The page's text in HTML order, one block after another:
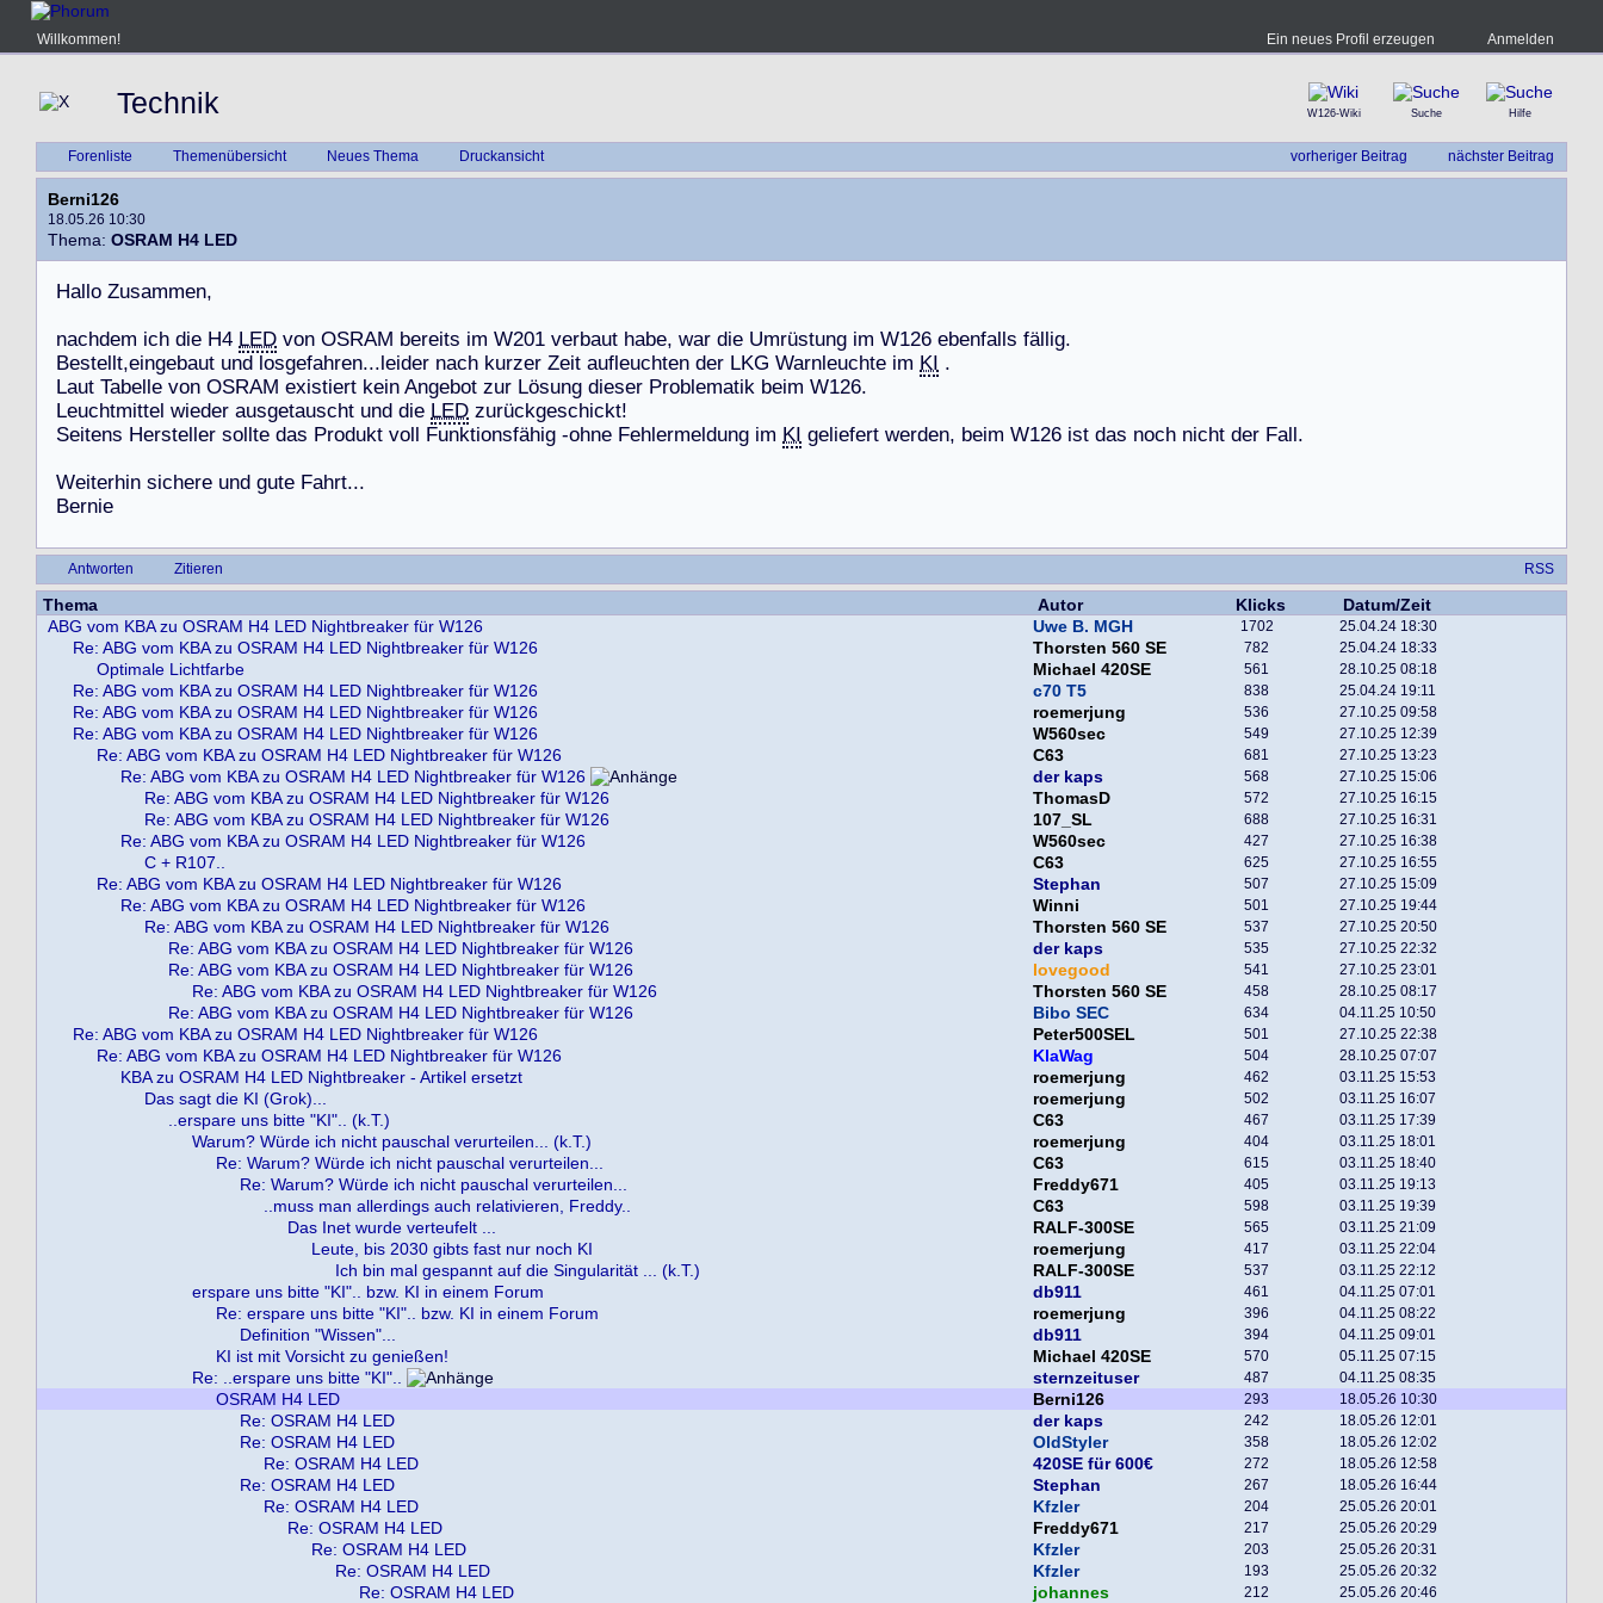
Willkommen! Ein neues Profil erzeugen Anmelden
Technik W126-Wiki Suche Hilfe
vorheriger Beitrag nächster Beitrag
Forenliste Themenübersicht Neues Thema Druckansicht
Berni126
18.05.26 10:30
Thema: OSRAM H4 LED
Hallo Zusammen,
nachdem ich die H4 LED von OSRAM bereits im W201 verbaut habe, war die Umrüstung im W126 ebenfalls fällig.
Bestellt,eingebaut und losgefahren...leider nach kurzer Zeit aufleuchten der LKG Warnleuchte im KI .
Laut Tabelle von OSRAM existiert kein Angebot zur Lösung dieser Problematik beim W126.
Leuchtmittel wieder ausgetauscht und die LED zurückgeschickt!
Seitens Hersteller sollte das Produkt voll Funktionsfähig -ohne Fehlermeldung im KI geliefert werden, beim W126 ist das noch nicht der Fall.
Weiterhin sichere und gute Fahrt...
Bernie
Antworten Zitieren RSS
Thema Autor Klicks
Datum/Zeit
ABG vom KBA zu OSRAM H4 LED Nightbreaker für W126
Uwe B. MGH 1702 25.04.24 18:30
Re: ABG vom KBA zu OSRAM H4 LED Nightbreaker für W126 Thorsten 560 SE 782 25.04.24 18:33
Optimale Lichtfarbe Michael 420SE 561 28.10.25 08:18
Re: ABG vom KBA zu OSRAM H4 LED Nightbreaker für W126 c70 T5 838 25.04.24 19:11
Re: ABG vom KBA zu OSRAM H4 LED Nightbreaker für W126 roemerjung 536 27.10.25 09:58
Re: ABG vom KBA zu OSRAM H4 LED Nightbreaker für W126 W560sec 549 27.10.25 12:39
Re: ABG vom KBA zu OSRAM H4 LED Nightbreaker für W126 C63 681 27.10.25 13:23
Re: ABG vom KBA zu OSRAM H4 LED Nightbreaker für W126 der kaps 568 27.10.25 15:06
Re: ABG vom KBA zu OSRAM H4 LED Nightbreaker für W126 ThomasD 572 27.10.25 16:15
Re: ABG vom KBA zu OSRAM H4 LED Nightbreaker für W126 107_SL 688 27.10.25 16:31
Re: ABG vom KBA zu OSRAM H4 LED Nightbreaker für W126 W560sec 427 27.10.25 16:38
C + R107.. C63 625 27.10.25 16:55
Re: ABG vom KBA zu OSRAM H4 LED Nightbreaker für W126 Stephan 507 27.10.25 15:09
Re: ABG vom KBA zu OSRAM H4 LED Nightbreaker für W126 Winni 501 27.10.25 19:44
Re: ABG vom KBA zu OSRAM H4 LED Nightbreaker für W126 Thorsten 560 SE 537 27.10.25 20:50
Re: ABG vom KBA zu OSRAM H4 LED Nightbreaker für W126 der kaps 535 27.10.25 22:32
Re: ABG vom KBA zu OSRAM H4 LED Nightbreaker für W126 lovegood 541 27.10.25 23:01
Re: ABG vom KBA zu OSRAM H4 LED Nightbreaker für W126 Thorsten 560 SE 458 28.10.25 08:17
Re: ABG vom KBA zu OSRAM H4 LED Nightbreaker für W126 Bibo SEC 634 04.11.25 10:50
Re: ABG vom KBA zu OSRAM H4 LED Nightbreaker für W126 Peter500SEL 501 27.10.25 22:38
Re: ABG vom KBA zu OSRAM H4 LED Nightbreaker für W126 KlaWag 504 28.10.25 07:07
KBA zu OSRAM H4 LED Nightbreaker - Artikel ersetzt roemerjung 462 03.11.25 15:53
Das sagt die KI (Grok)... roemerjung 502 03.11.25 16:07
..erspare uns bitte "KI".. (k.T.) C63 467 03.11.25 17:39
Warum? Würde ich nicht pauschal verurteilen... (k.T.) roemerjung 404 03.11.25 18:01
Re: Warum? Würde ich nicht pauschal verurteilen... C63 615 03.11.25 18:40
Re: Warum? Würde ich nicht pauschal verurteilen... Freddy671 405 03.11.25 19:13
..muss man allerdings auch relativieren, Freddy.. C63 598 03.11.25 19:39
Das Inet wurde verteufelt ... RALF-300SE 565 03.11.25 21:09
Leute, bis 2030 gibts fast nur noch KI roemerjung 417 03.11.25 22:04
Ich bin mal gespannt auf die Singularität ... (k.T.) RALF-300SE 537 03.11.25 22:12
erspare uns bitte "KI".. bzw. KI in einem Forum db911 461 04.11.25 07:01
Re: erspare uns bitte "KI".. bzw. KI in einem Forum roemerjung 396 04.11.25 08:22
Definition "Wissen"... db911 394 04.11.25 09:01
KI ist mit Vorsicht zu genießen! Michael 420SE 570 05.11.25 07:15
Re: ..erspare uns bitte "KI".. sternzeituser 487 04.11.25 08:35
OSRAM H4 LED Berni126 293 18.05.26 10:30
Re: OSRAM H4 LED der kaps 242 18.05.26 12:01
Re: OSRAM H4 LED OldStyler 358 18.05.26 12:02
Re: OSRAM H4 LED 420SE für 600€ 272 18.05.26 12:58
Re: OSRAM H4 LED Stephan 267 18.05.26 16:44
Re: OSRAM H4 LED Kfzler 204 25.05.26 20:01
Re: OSRAM H4 LED Freddy671 217 25.05.26 20:29
Re: OSRAM H4 LED Kfzler 203 25.05.26 20:31
Re: OSRAM H4 LED Kfzler 193 25.05.26 20:32
Re: OSRAM H4 LED johannes 212 25.05.26 20:46